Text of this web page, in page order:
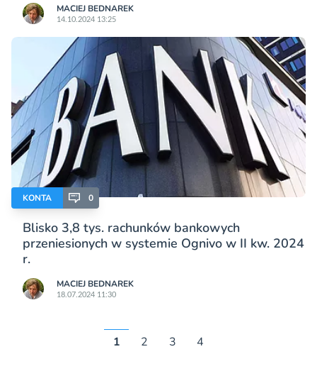
MACIEJ BEDNAREK
14.10.2024 13:25
KONTA 0
Blisko 3,8 tys. rachunków bankowych
przeniesionych w systemie Ognivo w II kw. 2024
r.
MACIEJ BEDNAREK
18.07.2024 11:30
1 2 3 4